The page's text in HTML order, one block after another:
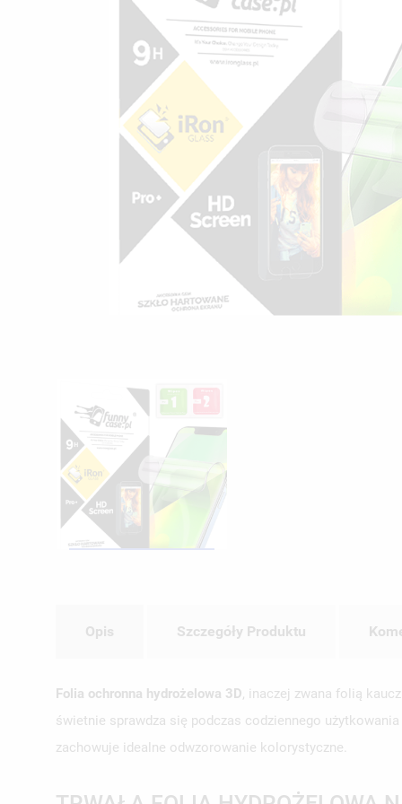
Opis Szczegóły Produktu
Folia ochronna hydrożelowa 3D, inaczej zwana folią
świetnie sprawdza się podczas codziennego
zachowuje idealne odwzorowanie kolorystyczne.